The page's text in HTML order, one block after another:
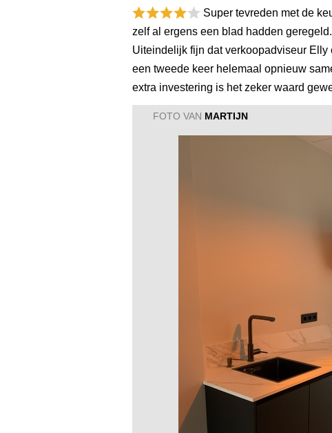
Super tevreden met de
zelf al ergens een blad hadden
Uiteindelijk fijn dat verkoopadviseur
een tweede keer helemaal opnieuw
extra investering is het zeker waard
FOTO VAN MARTIJN